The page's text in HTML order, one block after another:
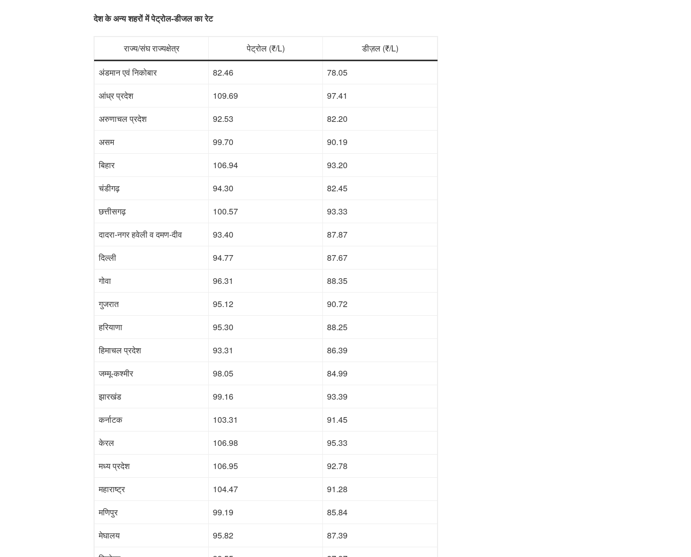
देश के अन्य शहरों में पेट्रोल-डीजल का रेट
राज्य/संघ राज्यक्षेत्र पेट्रोल (₹/L) डीज़ल (₹/L)
अंडमान एवं निकोबार 82.46
78.05
आंध्र प्रदेश
109.69
97.41
अरुणाचल प्रदेश
92.53
82.20
असम
99.70
90.19
बिहार
106.94
93.20
चंडीगढ़
94.30
82.45
छत्तीसगढ़
100.57
93.33
दादरा-नगर हवेली व दमण-दीव
93.40
87.87
दिल्ली
94.77
87.67
गोवा
96.31
88.35
गुजरात
95.12
90.72
हरियाणा
95.30
88.25
हिमाचल प्रदेश
93.31
86.39
जम्मू-कश्मीर
98.05
84.99
झारखंड
99.16
93.39
कर्नाटक
103.31
91.45
केरल
106.98
95.33
मध्य प्रदेश
106.95
92.78
महाराष्ट्र
104.47
91.28
मणिपुर
99.19
85.84
मेघालय
95.82
87.39